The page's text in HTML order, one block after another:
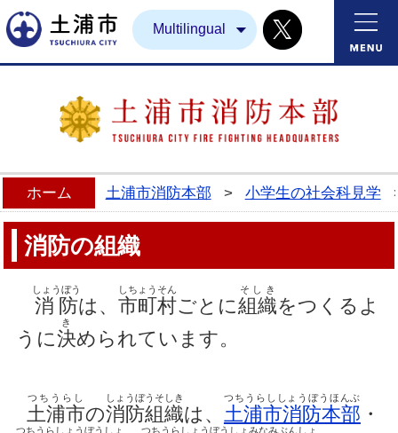
土浦市Multilingual Twitter
ホーム 土浦市消防本部 > 小学生の社会科見学
消防の組織
消防
しょうぼう
は、 市町村
しちょうそん
ごとに組織
そしき
をつくるよ
うに決
き
められています。
土浦市
つちうらし
の消防組織
しょうぼうそしき
は、 土浦市消防本部
つちうらししょうぼうほんぶ
・
つちうらしょうぼうしょ つちうらしょうぼうしょみなみぶんしょ